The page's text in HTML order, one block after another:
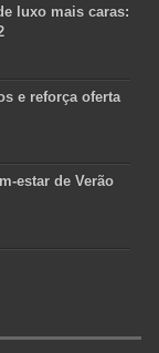
luxo mais caras:
e reforça oferta
estar de Verão